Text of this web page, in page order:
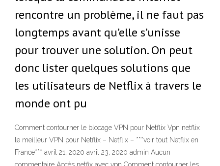
rencontre un problème, il ne faut pas
longtemps avant qu’elle s’unisse
pour trouver une solution. On peut
donc lister quelques solutions que
les utilisateurs de Netflix à travers le
monde ont pu
Comment contourner le blocage VPN pour Netflix Vpn netflix
le meilleur VPN pour Netflix – Netflix – ***voir tout Netflix en
France*** avril 21, 2020 avril 23, 2020 admin Aucun